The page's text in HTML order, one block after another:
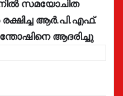
സമയോചിത
ആർ.പി.എഫ്.
ആദരിച്ചു